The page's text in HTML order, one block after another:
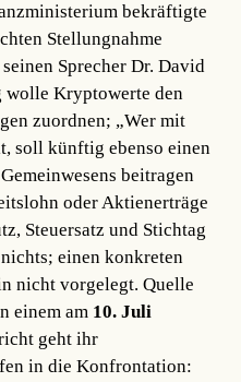
bekräftigte
Stellungnahme
Sprecher Dr. David
wolle Kryptowerte den
zuordnen; „Wer mit
soll künftig ebenso einen
beitragen
oder Aktienerträge
Steuersatz und Stichtag
einen konkreten
nicht vorgelegt.Quelle
einem am 10. Juli
geht ihr
in die Konfrontation: